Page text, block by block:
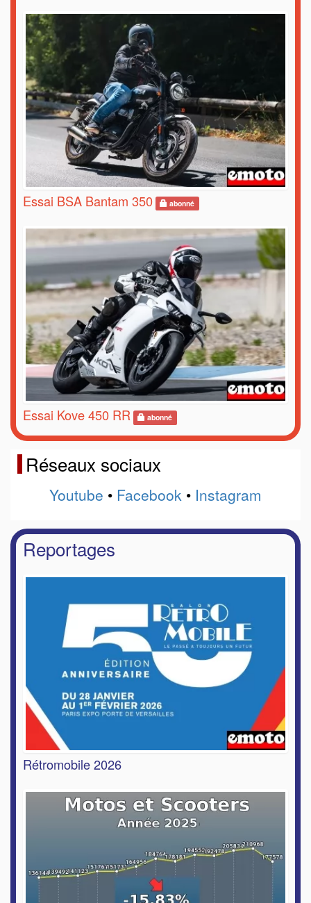
Essai BSA Bantam 350 abonné
Essai Kove 450 RR abonné
Réseaux sociaux
Youtube • Facebook • Instagram
Reportages
Rétromobile 2026